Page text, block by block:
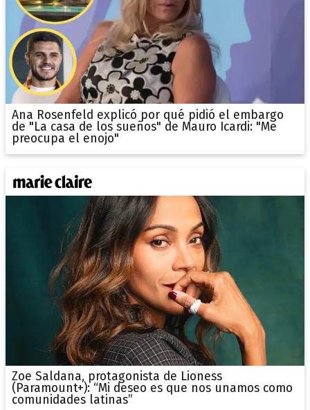
Ana Rosenfeld explicó por qué pidió el embargo
de "La casa de los sueños" de Mauro Icardi: "Me
preocupa el enojo"
Zoe Saldana, protagonista de Lioness
(Paramount+): “Mi deseo es que nos unamos como
comunidades latinas”